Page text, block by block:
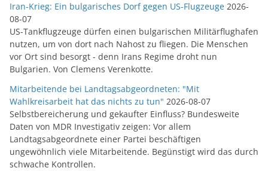
Iran-Krieg: Ein bulgarisches Dorf gegen US-Flugzeuge 2026-
08-07
US-Tankflugzeuge dürfen einen bulgarischen Militärflughafen
nutzen, um von dort nach Nahost zu fliegen. Die Menschen
vor Ort sind besorgt - denn Irans Regime droht nun
Bulgarien. Von Clemens Verenkotte.
Mitarbeitende bei Landtagsabgeordneten: "Mit
Wahlkreisarbeit hat das nichts zu tun" 2026-08-07
Selbstbereicherung und gekaufter Einfluss? Bundesweite
Daten von MDR Investigativ zeigen: Vor allem
Landtagsabgeordnete einer Partei beschäftigen
ungewöhnlich viele Mitarbeitende. Begünstigt wird das durch
schwache Kontrollen.